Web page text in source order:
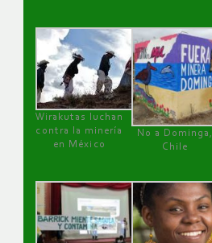
Wirakutas luchan
contra la minería
en México
No a Dominga,
Chile